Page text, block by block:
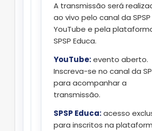
A transmissão será
ao vivo pelo canal da
YouTube e pela
SPSP Educa.
YouTube:evento aberto.
Inscreva-se no canal da
para acompanhar a
transmissão.
SPSP Educa:acesso
para inscritos na